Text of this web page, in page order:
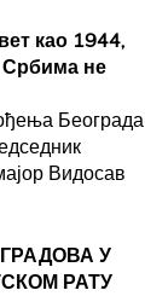
као 1944,
Србима не
Београда
Видосав
У
РАТУ